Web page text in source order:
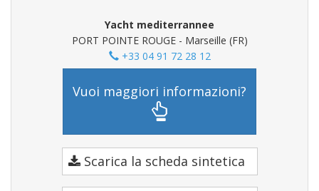
Yacht mediterrannee
PORT POINTE ROUGE - Marseille (FR)
+33 04 91 72 28 12
Vuoi maggiori informazioni?
Scarica la scheda sintetica